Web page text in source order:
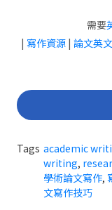
需要
| 寫作資源 | 論文英
Tags academic
writing,
學術論文寫作,
文寫作技巧